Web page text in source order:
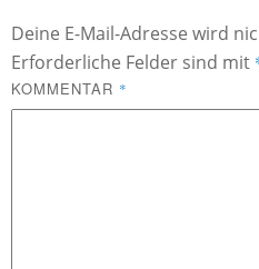
Deine E-Mail-Adresse wird
Erforderliche Felder sind mit
KOMMENTAR *